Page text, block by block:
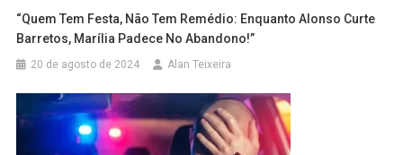
“Quem Tem Festa, Não Tem Remédio: Enquanto Alonso Curte
Barretos, Marília Padece No Abandono!”
20 de agosto de 2024 Alan Teixeira